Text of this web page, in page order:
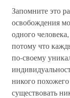
Запомните это
освобождения
одного
потому что
по-своему
никого
существовать